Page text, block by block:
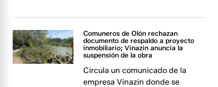
Comuneros de Olón rechazan
documento de respaldo a proyecto
inmobiliario; Vinazin anuncia la
suspensión de la obra
Circula un comunicado de la
empresa Vinazin donde se